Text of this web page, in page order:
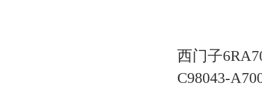
西门子
C98043-